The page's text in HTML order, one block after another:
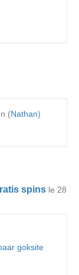
(Nathan)
spins le 28
goksite